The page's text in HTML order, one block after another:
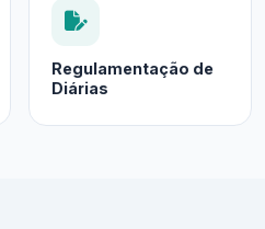
Regulamentação de
Diárias